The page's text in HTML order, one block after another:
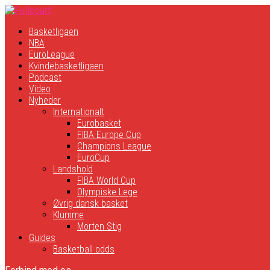
Basketligaen
NBA
EuroLeague
Kvindebasketligaen
Podcast
Video
Nyheder
Internationalt
Eurobasket
FIBA Europe Cup
Champions League
EuroCup
Landshold
FIBA World Cup
Olympiske Lege
Øvrig dansk basket
Klumme
Morten Stig
Guides
Basketball odds